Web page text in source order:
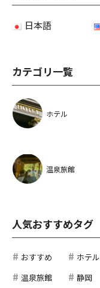
日本語
カテゴリ一覧
ホテル
温泉旅館
人気おすすめタグ
おすすめ ホテル
温泉旅館
静岡